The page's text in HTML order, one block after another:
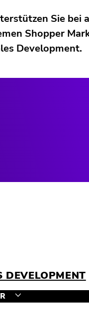
Sie bei
Shopper
Development.
DEVELOPMENT